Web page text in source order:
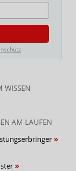
WISSEN
AM LAUFEN